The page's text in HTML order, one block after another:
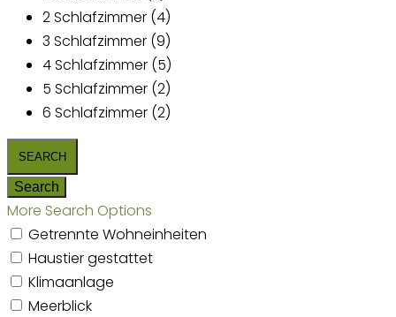
2 Schlafzimmer (4)
3 Schlafzimmer (9)
4 Schlafzimmer (5)
5 Schlafzimmer (2)
6 Schlafzimmer (2)
More Search Options
Getrennte Wohneinheiten
Haustier gestattet
Klimaanlage
Meerblick